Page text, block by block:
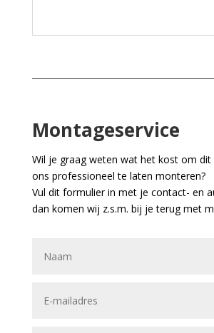
Montageservice
Wil je graag weten wat het kost om
ons professioneel te laten monteren?
Vul dit formulier in met je contact- en
dan komen wij z.s.m. bij je terug met